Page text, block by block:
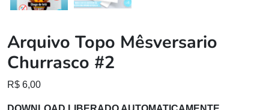
Arquivo Topo Mêsversario
Churrasco #2
R$ 6,00